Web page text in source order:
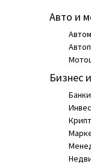
Авто и
Бизнес